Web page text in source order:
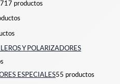
17 productos
Y POLARIZADORES
ESPECIALES55 productos